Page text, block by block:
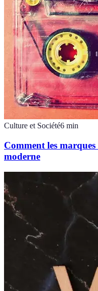
Culture et Société6 min
Comment les
moderne